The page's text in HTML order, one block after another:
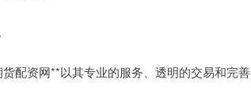
配资网**以其专业的服务、透明的交易和完善